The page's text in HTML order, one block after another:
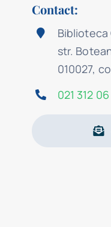
Contact:
Biblioteca
str.
010027,
021 312